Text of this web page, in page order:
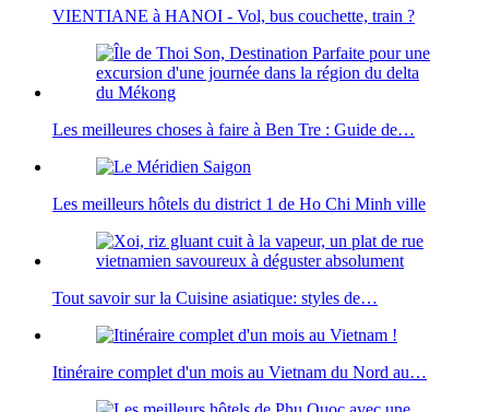
VIENTIANE à HANOI - Vol, bus couchette, train ?
Les meilleures choses à faire à Ben Tre : Guide de…
Les meilleurs hôtels du district 1 de Ho Chi Minh ville
Tout savoir sur la Cuisine asiatique: styles de…
Itinéraire complet d'un mois au Vietnam du Nord au…